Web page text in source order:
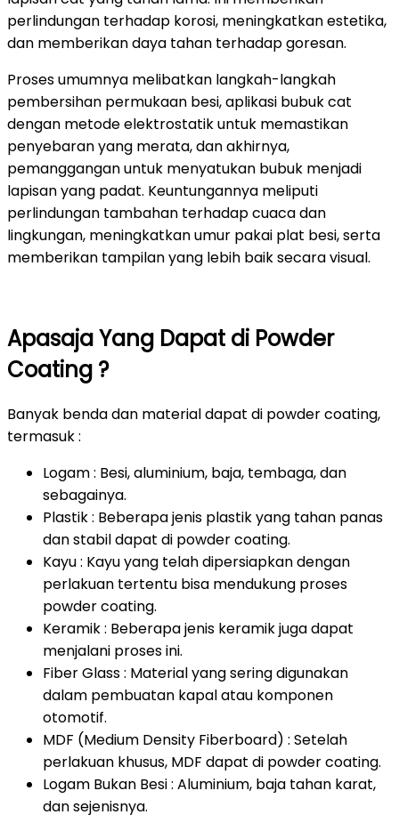
perlindungan terhadap korosi, meningkatkan estetika,
dan memberikan daya tahan terhadap goresan.
Proses umumnya melibatkan langkah-langkah
pembersihan permukaan besi, aplikasi bubuk cat
dengan metode elektrostatik untuk memastikan
penyebaran yang merata, dan akhirnya,
pemanggangan untuk menyatukan bubuk menjadi
lapisan yang padat. Keuntungannya meliputi
perlindungan tambahan terhadap cuaca dan
lingkungan, meningkatkan umur pakai plat besi, serta
memberikan tampilan yang lebih baik secara visual.
Apasaja Yang Dapat di Powder
Coating ?
Banyak benda dan material dapat di powder coating,
termasuk :
Logam : Besi, aluminium, baja, tembaga, dan
sebagainya.
Plastik : Beberapa jenis plastik yang tahan panas
dan stabil dapat di powder coating.
Kayu : Kayu yang telah dipersiapkan dengan
perlakuan tertentu bisa mendukung proses
powder coating.
Keramik : Beberapa jenis keramik juga dapat
menjalani proses ini.
Fiber Glass : Material yang sering digunakan
dalam pembuatan kapal atau komponen
otomotif.
MDF (Medium Density Fiberboard) : Setelah
perlakuan khusus, MDF dapat di powder coating.
Logam Bukan Besi : Aluminium, baja tahan karat,
dan sejenisnya.